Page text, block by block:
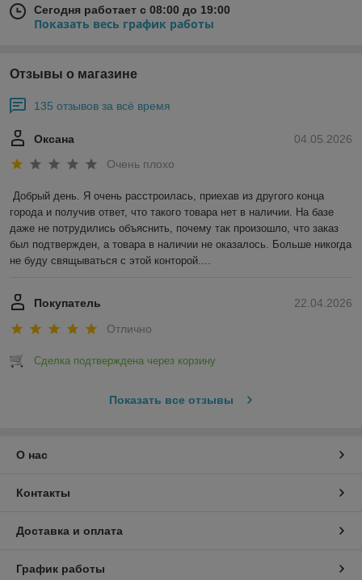
Сегодня работает с 08:00 до 19:00
Показать весь график работы
Отзывы о магазине
135 отзывов за всё время
04.05.2026
Оксана
Очень плохо
Добрый день. Я очень расстроилась, приехав из другого конца
города и получив ответ, что такого товара нет в наличии. На базе
даже не потрудились объяснить, почему так произошло, что заказ
был подтвержден, а товара в наличии не оказалось. Больше никогда
не буду свящываться с этой конторой....
22.04.2026
Покупатель
Отлично
Сделка подтверждена через корзину
Показать все отзывы
О нас
Контакты
Доставка и оплата
График работы